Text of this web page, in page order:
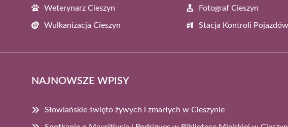
Weterynarz Cieszyn Fotograf Cieszyn
Wulkanizacja Cieszyn Stacja Kontroli
NAJNOWSZE WPISY
Słowiańskie święto żywych i zmarłych w Cieszynie